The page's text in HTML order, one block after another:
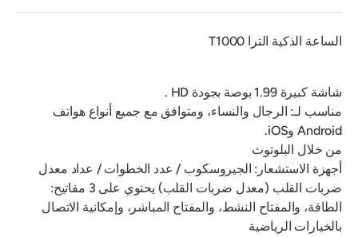
الساعة الذكية الترا T1000
شاشة كبيرة 1.99 بوصة بجودة HD .
مناسب لـ: الرجال والنساء، ومتوافق مع جميع أنواع هواتف
Android وiOS.
من خلال البلوتوث
أجهزة الاستشعار: الجيروسكوب / عدد الخطوات / عداد معدل
ضربات القلب (معدل ضربات القلب) يحتوي على 3 مفاتيح:
الطاقة، والمفتاح النشط، والمفتاح المباشر، وإمكانية الاتصال
بالخيارات الرياضية